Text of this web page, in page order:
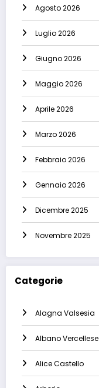
Agosto 2026
Luglio 2026
Giugno 2026
Maggio 2026
Aprile 2026
Marzo 2026
Febbraio 2026
Gennaio 2026
Dicembre 2025
Novembre 2025
Categorie
Alagna Valsesia
Albano Vercellese
Alice Castello